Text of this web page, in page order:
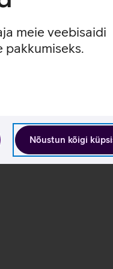
meie veebisaidi
pakkumiseks.
Nõustun kõigi
varasema 3 asemel.
pakkudes paremat